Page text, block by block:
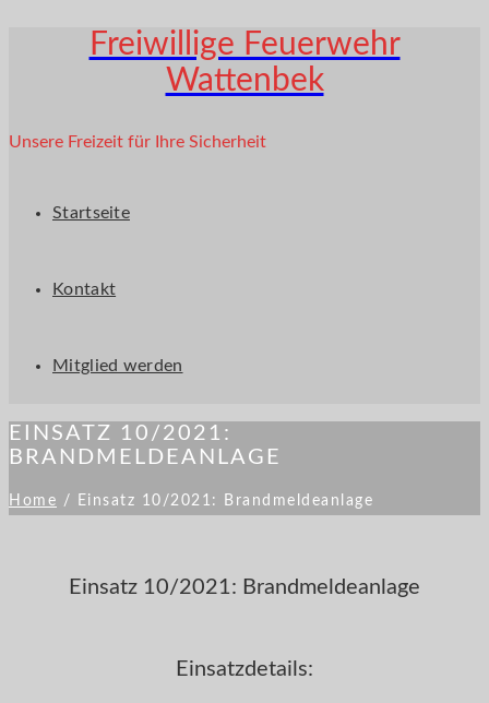
Freiwillige Feuerwehr
Wattenbek
Unsere Freizeit für Ihre Sicherheit
Startseite
Kontakt
Mitglied werden
EINSATZ 10/2021:
BRANDMELDEANLAGE
Home / Einsatz 10/2021: Brandmeldeanlage
Einsatz 10/2021: Brandmeldeanlage
Einsatzdetails: